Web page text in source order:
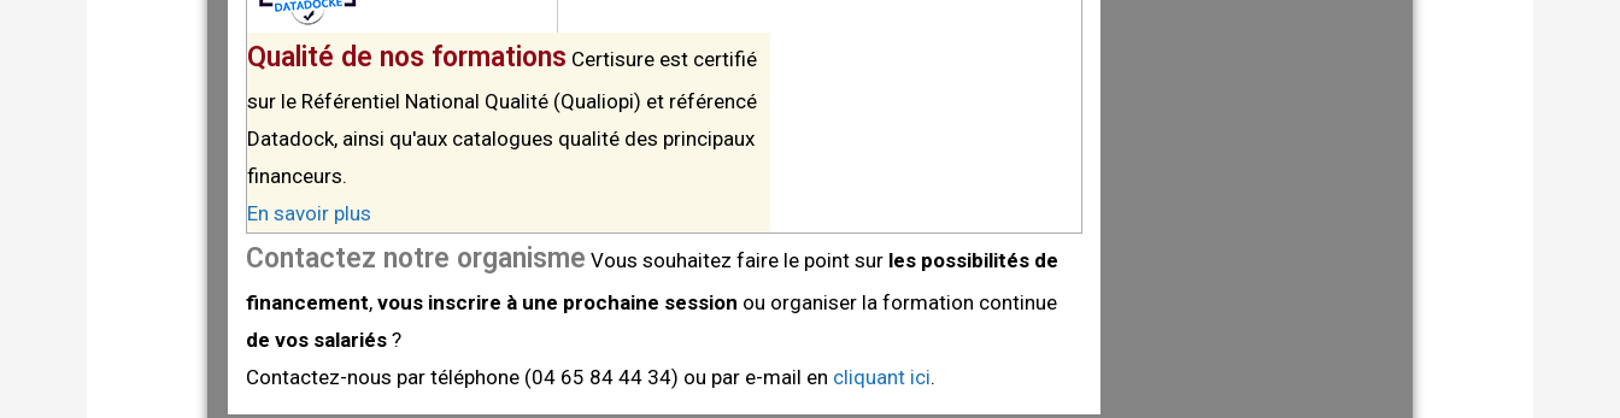
Qualité de nos formations Certisure est certifié
sur le Référentiel National Qualité (Qualiopi) et référencé
Datadock, ainsi qu'aux catalogues qualité des principaux
financeurs.
En savoir plus
Contactez notre organisme Vous souhaitez faire le point sur les possibilités de
financement,vous inscrire à une prochaine session ou organiser la formation continue
de vos salariés ?
Contactez-nous par téléphone (04 65 84 44 34) ou par e-mail en cliquant ici.